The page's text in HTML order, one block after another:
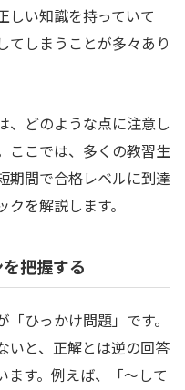
しい知識を持っていて
てしまうことが多々あり
、どのような点に注意し
ここでは、多くの教習生
期間で合格レベルに到達
を解説します。
把握する
ひっかけ問題」です。
いと、正解とは逆の回答
ます。例えば、「〜して